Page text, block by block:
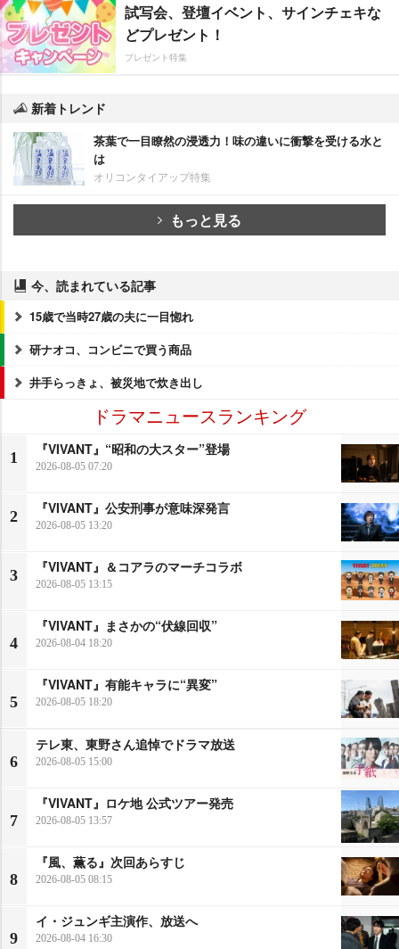
試写会、登壇イベント、サインチェキな
どプレゼント！
プレゼント特集
新着トレンド
茶葉で一目瞭然の浸透力！味の違いに衝撃を受ける水と
は
オリコンタイアップ特集
もっと見る
今、読まれている記事
15歳で当時27歳の夫に一目惚れ
研ナオコ、コンビニで買う商品
井手らっきょ、被災地で炊き出し
ドラマニュースランキング
1
『VIVANT』“昭和の大スター”登場
2026-08-05 07:20
2
『VIVANT』公安刑事が意味深発言
2026-08-05 13:20
3
『VIVANT』＆コアラのマーチコラボ
2026-08-05 13:15
4
『VIVANT』まさかの“伏線回収”
2026-08-04 18:20
5
『VIVANT』有能キャラに“異変”
2026-08-05 18:20
6
テレ東、東野さん追悼でドラマ放送
2026-08-05 15:00
7
『VIVANT』ロケ地 公式ツアー発売
2026-08-05 13:57
8
『風、薫る』次回あらすじ
2026-08-05 08:15
9
イ・ジュンギ主演作、放送へ
2026-08-04 16:30